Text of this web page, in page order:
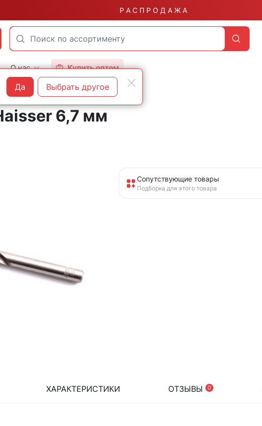
Р А С П Р О Д А Ж А
О нас Купить оптом
6,7 мм
Сопутствующие товары
Подборка для этого товара
ХАРАКТЕРИСТИКИ ОТЗЫВЫ 0
Да Выбрать другое